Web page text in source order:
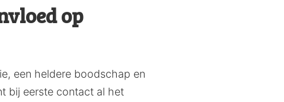
op
een heldere boodschap en
bij eerste contact al het